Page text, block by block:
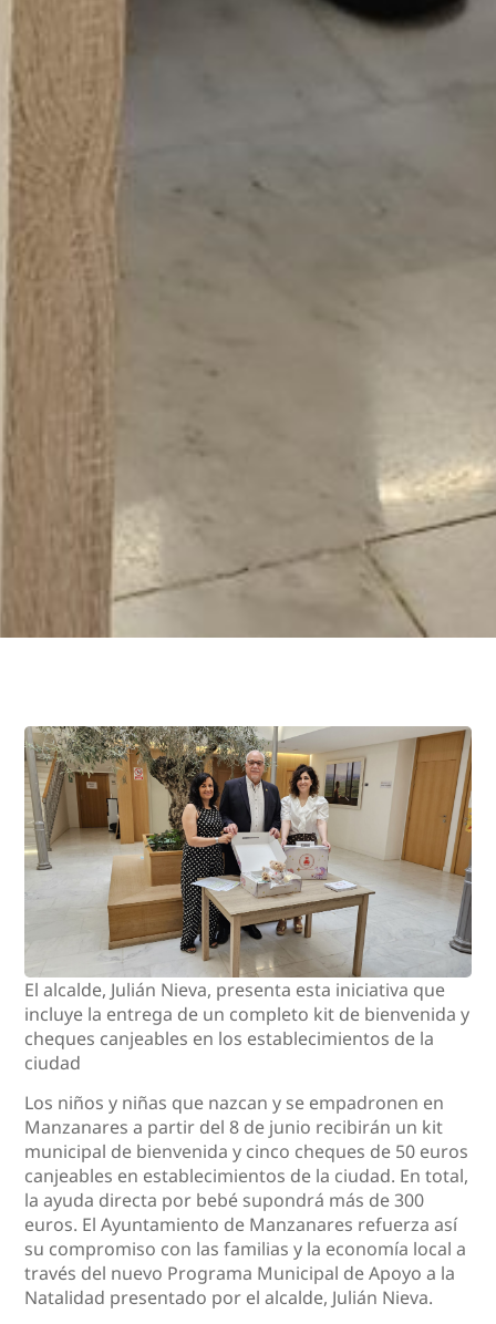
El alcalde, Julián Nieva, presenta esta iniciativa que
incluye la entrega de un completo kit de bienvenida y
cheques canjeables en los establecimientos de la
ciudad
Los niños y niñas que nazcan y se empadronen en
Manzanares a partir del 8 de junio recibirán un kit
municipal de bienvenida y cinco cheques de 50 euros
canjeables en establecimientos de la ciudad. En total,
la ayuda directa por bebé supondrá más de 300
euros. El Ayuntamiento de Manzanares refuerza así
su compromiso con las familias y la economía local a
través del nuevo Programa Municipal de Apoyo a la
Natalidad presentado por el alcalde, Julián Nieva.